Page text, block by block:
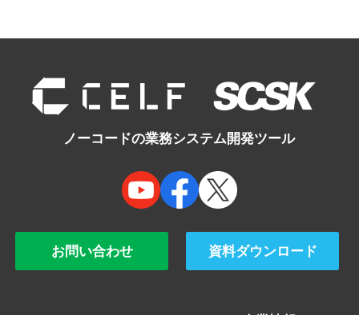
ノーコードの業務システム開発ツール
お問い合わせ 資料ダウンロード